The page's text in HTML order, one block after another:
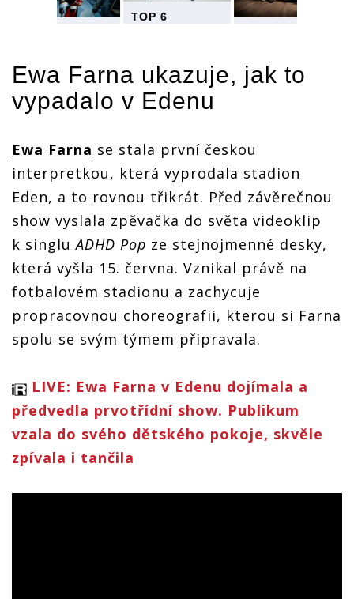
Farna natáčela
v Edenu a
Deep Purple
lákají na nové
TOP 6
v Edenu a
lákají na nové
Farna natáčela
v Edenu a
Ewa Farna ukazuje, jak to
vypadalo v Edenu
Ewa Farna se stala první českou
interpretkou, která vyprodala stadion
Eden, a to rovnou třikrát. Před závěrečnou
show vyslala zpěvačka do světa videoklip
k singluADHD Pop ze stejnojmenné desky,
která vyšla 15. června. Vznikal právě na
fotbalovém stadionu a zachycuje
propracovnou choreografii, kterou si Farna
spolu se svým týmem připravala.
LIVE: Ewa Farna v Edenu dojímala a
předvedla prvotřídní show. Publikum
vzala do svého dětského pokoje, skvěle
zpívala i tančila